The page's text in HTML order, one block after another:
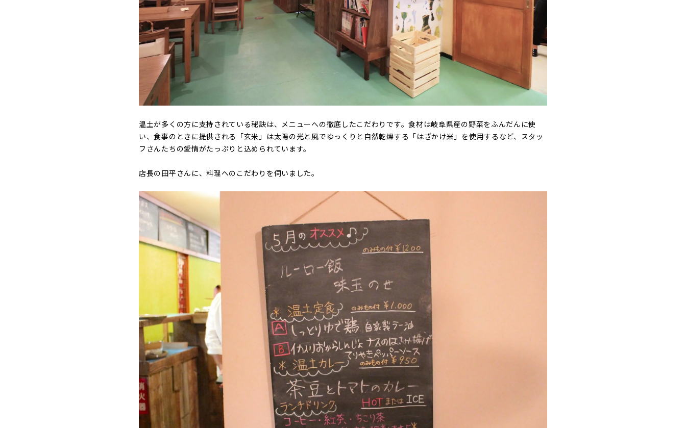
温土が多くの方に支持されている秘訣は、メニューへの徹底したこだわりです。食材は岐阜県産の野菜をふんだんに使
い、食事のときに提供される「玄米」は太陽の光と風でゆっくりと自然乾燥する「はざかけ米」を使用するなど、スタッ
フさんたちの愛情がたっぷりと込められています。
店長の田平さんに、料理へのこだわりを伺いました。